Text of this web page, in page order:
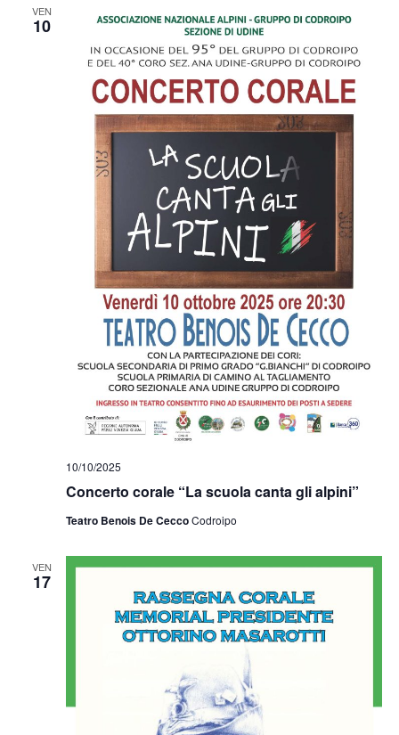
VEN
10
Concerto corale “La scuola canta gli alpini”
10/10/2025
Teatro Benois De CeccoCodroipo
VEN
17